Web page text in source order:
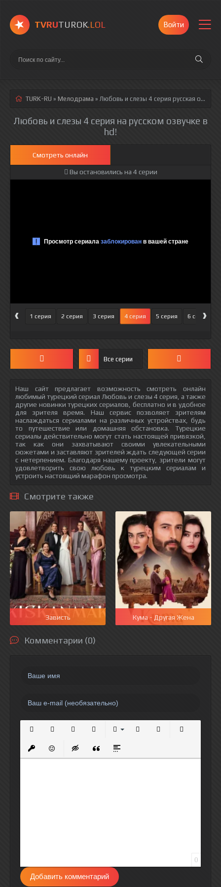
TVRUTUROK.LOL Войти
TURK-RU » Мелодрама » Любовь и слезы 4 серия русская озвучка полностью смотреть онлайн!
Любовь и слезы 4 серия на русском озвучке в
hd!
Смотреть онлайн
Вы остановились на 4 серии
‹ 1 серия 2 серия 3 серия 4 серия 5 серия 6 серия
›
Все серии
Наш сайт предлагает возможность смотреть онлайн
любимый турецкий сериал Любовь и слезы 4 серия, а также
другие новинки турецких сериалов, бесплатно и в удобное
для зрителя время. Наш сервис позволяет зрителям
наслаждаться сериалами на различных устройствах, будь
то путешествие или домашняя обстановка. Турецкие
сериалы действительно могут стать настоящей привязкой,
так как они захватывают своими увлекательными
сюжетами и заставляют зрителей ждать следующей серии
с нетерпением. Благодаря нашему проекту, зрители могут
удовлетворить свою любовь к турецким сериалам и
устроить настоящий марафон просмотра.
Смотрите также
Зависть Кума - Другая Жена
Комментарии (0)
Вставить защищенную ссылку
Вставить смайлик
Вставка скрытого текста
Вставка цитаты
Вставка спойлера
0
Добавить комментарий